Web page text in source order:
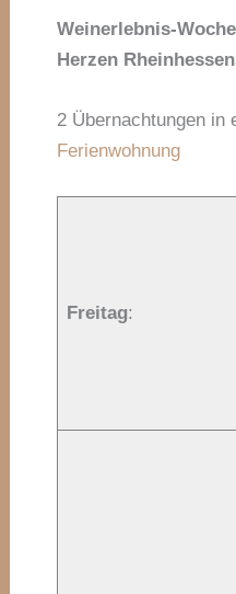
Weinerlebnis-
Herzen
2 Übernachtungen in
Ferienwohnung
Freitag: